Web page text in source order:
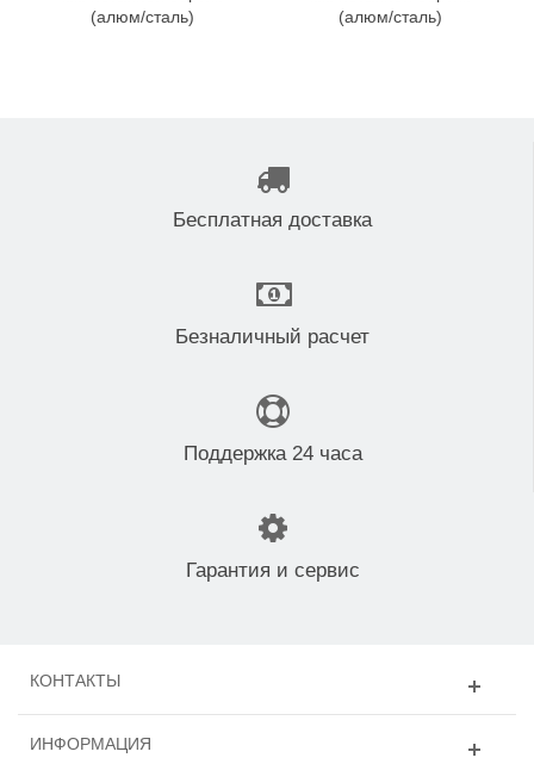
(алюм/сталь)
(алюм/сталь)
Бесплатная доставка
Безналичный расчет
Поддержка 24 часа
Гарантия и сервис
КОНТАКТЫ
ИНФОРМАЦИЯ